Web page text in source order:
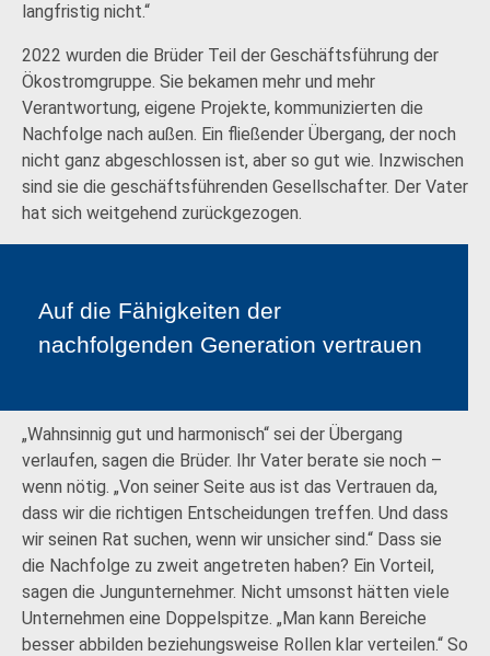
langfristig nicht.“
2022 wurden die Brüder Teil der Geschäftsführung der
Ökostromgruppe. Sie bekamen mehr und mehr
Verantwortung, eigene Projekte, kommunizierten die
Nachfolge nach außen. Ein fließender Übergang, der noch
nicht ganz abgeschlossen ist, aber so gut wie. Inzwischen
sind sie die geschäftsführenden Gesellschafter. Der Vater
hat sich weitgehend zurückgezogen.
Auf die Fähigkeiten der
nachfolgenden Generation vertrauen
„Wahnsinnig gut und harmonisch“ sei der Übergang
verlaufen, sagen die Brüder. Ihr Vater berate sie noch –
wenn nötig. „Von seiner Seite aus ist das Vertrauen da,
dass wir die richtigen Entscheidungen treffen. Und dass
wir seinen Rat suchen, wenn wir unsicher sind.“ Dass sie
die Nachfolge zu zweit angetreten haben? Ein Vorteil,
sagen die Jungunternehmer. Nicht umsonst hätten viele
Unternehmen eine Doppelspitze. „Man kann Bereiche
besser abbilden beziehungsweise Rollen klar verteilen.“ So